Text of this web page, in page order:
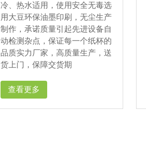
冷、热水适用，使用安全无毒选
用大豆环保油墨印刷，无尘生产
制作，承诺质量引起先进设备自
动检测杂点，保证每一个纸杯的
品质实力厂家，高质量生产，送
货上门，保障交货期
查看更多